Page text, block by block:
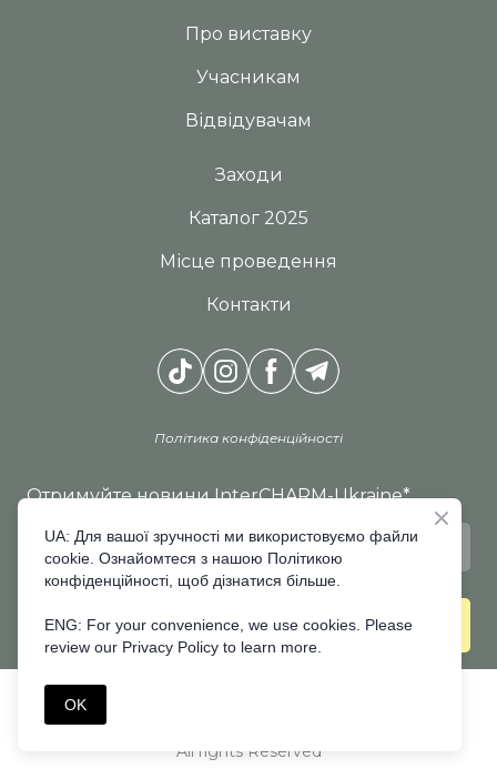
Про виставку
Учасникам
Відвідувачам
Заходи
Каталог 2025
Місце проведення
Контакти
Політика конфіденційності
Отримуйте новини InterCHARM-Ukraine*
ПІДПИСАТИСЯ
All rights Reserved
UA: Для вашої зручності ми використовуємо файли
cookie. Ознайомтеся з нашою Політикою
конфіденційності, щоб дізнатися більше.
ENG: For your convenience, we use cookies. Please
review our Privacy Policy to learn more.
OK